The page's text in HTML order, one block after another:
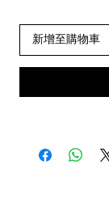
新增至購物車